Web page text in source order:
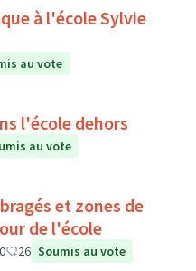
à l'école Sylvie
au vote
l'école dehors
au vote
et zones de
de l'école
0 26 Soumis au vote